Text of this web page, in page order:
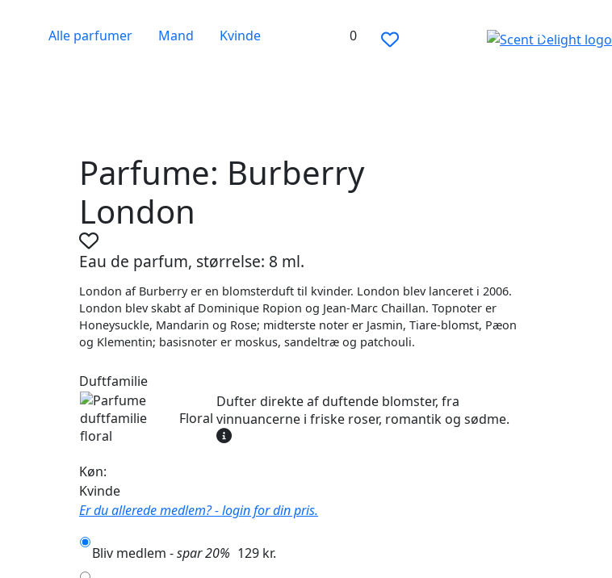
Alle parfumer Mand Kvinde 0
Parfume: Burberry
London
Eau de parfum, størrelse: 8 ml.
London af Burberry er en blomsterduft til kvinder. London blev lanceret i 2006.
London blev skabt af Dominique Ropion og Jean-Marc Chaillan. Topnoter er
Honeysuckle, Mandarin og Rose; midterste noter er Jasmin, Tiare-blomst, Pæon
og Klementin; basisnoter er moskus, sandeltræ og patchouli.
Duftfamilie
Floral
Dufter direkte af duftende blomster, fra
vinnuancerne i friske roser, romantik og sødme.
Køn:
Kvinde
Er du allerede medlem? - login for din pris.
Bliv medlem -spar 20% 129 kr.